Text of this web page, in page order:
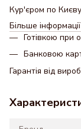
Кур'єром по
Більше
Готівкою при
Банковою
Гарантія від